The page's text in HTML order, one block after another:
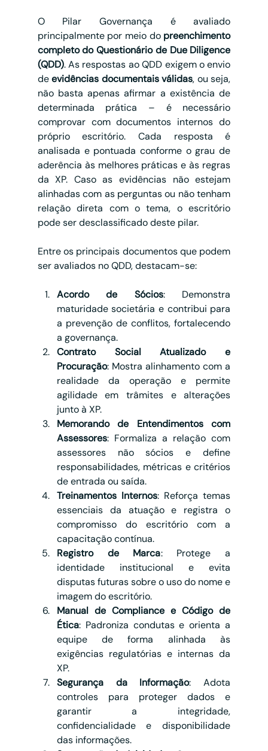
O Pilar Governança é avaliado
principalmente por meio do preenchimento
completo do Questionário de Due Diligence
(QDD). As respostas ao QDD exigem o envio
de evidências documentais válidas, ou seja,
não basta apenas afirmar a existência de
determinada prática – é necessário
comprovar com documentos internos do
próprio escritório. Cada resposta é
analisada e pontuada conforme o grau de
aderência às melhores práticas e às regras
da XP. Caso as evidências não estejam
alinhadas com as perguntas ou não tenham
relação direta com o tema, o escritório
pode ser desclassificado deste pilar.
Entre os principais documentos que podem
ser avaliados no QDD, destacam-se:
Acordo de Sócios: Demonstra
maturidade societária e contribui para
a prevenção de conflitos, fortalecendo
a governança.
Contrato Social Atualizado e
Procuração: Mostra alinhamento com a
realidade da operação e permite
agilidade em trâmites e alterações
junto à XP.
Memorando de Entendimentos com
Assessores: Formaliza a relação com
assessores não sócios e define
responsabilidades, métricas e critérios
de entrada ou saída.
Treinamentos Internos: Reforça temas
essenciais da atuação e registra o
compromisso do escritório com a
capacitação contínua.
Registro de Marca: Protege a
identidade institucional e evita
disputas futuras sobre o uso do nome e
imagem do escritório.
Manual de Compliance e Código de
Ética: Padroniza condutas e orienta a
equipe de forma alinhada às
exigências regulatórias e internas da
XP.
Segurança da Informação: Adota
controles para proteger dados e
garantir a integridade,
confidencialidade e disponibilidade
das informações.